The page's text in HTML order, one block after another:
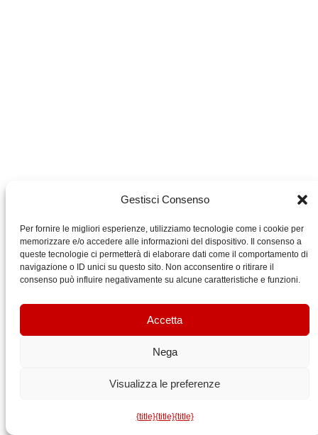
Gestisci Consenso
Per fornire le migliori esperienze, utilizziamo tecnologie come i cookie per
memorizzare e/o accedere alle informazioni del dispositivo. Il consenso a
queste tecnologie ci permetterà di elaborare dati come il comportamento di
navigazione o ID unici su questo sito. Non acconsentire o ritirare il
consenso può influire negativamente su alcune caratteristiche e funzioni.
Accetta
Nega
Visualizza le preferenze
{title}{title}{title}